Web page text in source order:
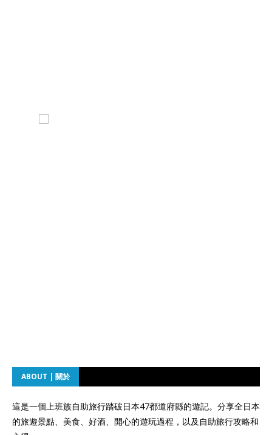
ABOUT | 關於
這是一個上班族自助旅行踏破日本47都道府縣的遊記。分享全日本
的旅遊景點、美食、好酒、開心的遊玩過程，以及自助旅行攻略和